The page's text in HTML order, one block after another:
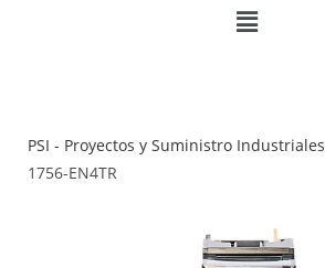
PSI - Proyectos y Suministro Industriales
1756-EN4TR